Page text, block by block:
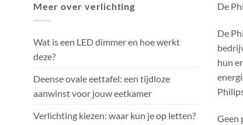
Meer over verlichting
Wat is een LED dimmer en hoe werkt
deze?
Deense ovale eettafel: een tijdloze
aanwinst voor jouw eetkamer
Verlichting kiezen: waar kun je op letten?
De
De
hun
Geen